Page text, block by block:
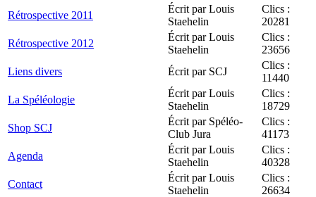
Rétrospective 2011
Écrit par Louis
Staehelin
Clics :
20281
Rétrospective 2012
Écrit par Louis
Staehelin
Clics :
23656
Liens divers
Écrit par SCJ
Clics :
11440
La Spéléologie
Écrit par Louis
Staehelin
Clics :
18729
Shop SCJ
Écrit par Spéléo-
Club Jura
Clics :
41173
Agenda
Écrit par Louis
Staehelin
Clics :
40328
Contact
Écrit par Louis
Staehelin
Clics :
26634